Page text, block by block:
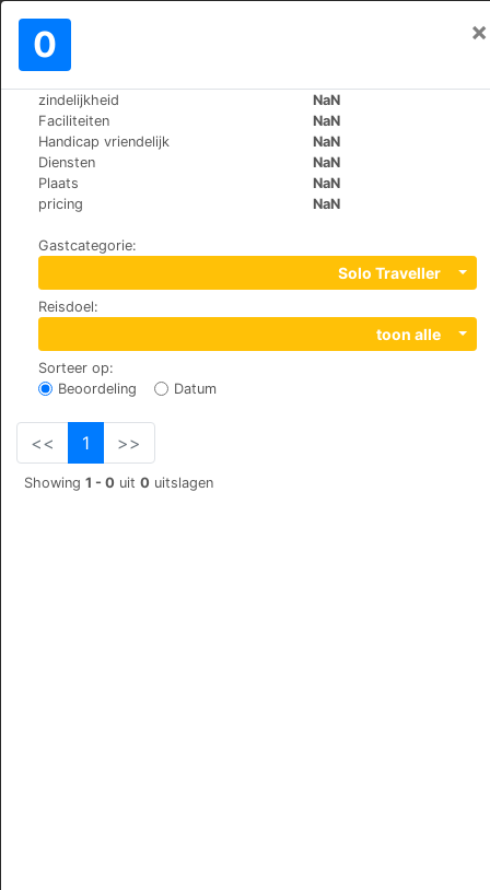
0 ×
zindelijkheid
NaN
Faciliteiten
NaN
Handicap vriendelijk
NaN
Diensten
NaN
Plaats
NaN
pricing
NaN
Gastcategorie:
Solo Traveller
Reisdoel:
toon alle
Sorteer op:
Beoordeling
Datum
<< 1 >>
Showing 1 - 0 uit 0 uitslagen
Wereld>Switzerland
B&B Matterhorn Golf
Wildi, 3928